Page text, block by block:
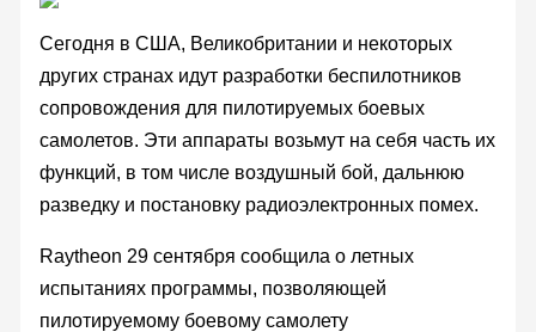
Сегодня в США, Великобритании и некоторых
других странах идут разработки беспилотников
сопровождения для пилотируемых боевых
самолетов. Эти аппараты возьмут на себя часть их
функций, в том числе воздушный бой, дальнюю
разведку и постановку радиоэлектронных помех.
Raytheon 29 сентября сообщила о летных
испытаниях программы, позволяющей
пилотируемому боевому самолету